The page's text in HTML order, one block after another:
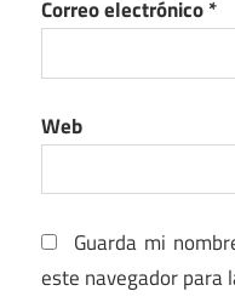
Correo electrónico*
Web
Guarda mi
este navegador para